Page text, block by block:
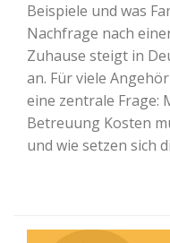
Beispiele und was
Nachfrage nach
Zuhause steigt in
an. Für viele
eine zentrale Frage:
Betreuung Kosten
und wie setzen sich